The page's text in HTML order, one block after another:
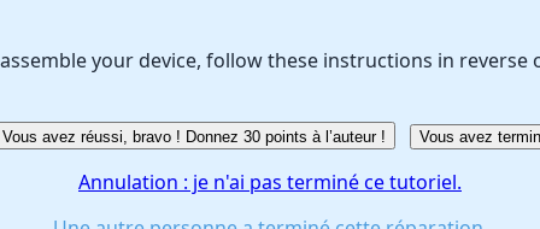
your device, follow these instructions in reverse
Vous avez réussi, bravo ! Donnez 30 points à l’auteur ! Vous avez
Annulation : je n'ai pas terminé ce tutoriel.